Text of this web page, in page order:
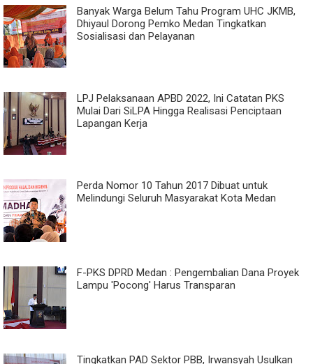
Banyak Warga Belum Tahu Program UHC JKMB,
Dhiyaul Dorong Pemko Medan Tingkatkan
Sosialisasi dan Pelayanan
LPJ Pelaksanaan APBD 2022, Ini Catatan PKS
Mulai Dari SiLPA Hingga Realisasi Penciptaan
Lapangan Kerja
Perda Nomor 10 Tahun 2017 Dibuat untuk
Melindungi Seluruh Masyarakat Kota Medan
F-PKS DPRD Medan : Pengembalian Dana Proyek
Lampu 'Pocong' Harus Transparan
Tingkatkan PAD Sektor PBB, Irwansyah Usulkan